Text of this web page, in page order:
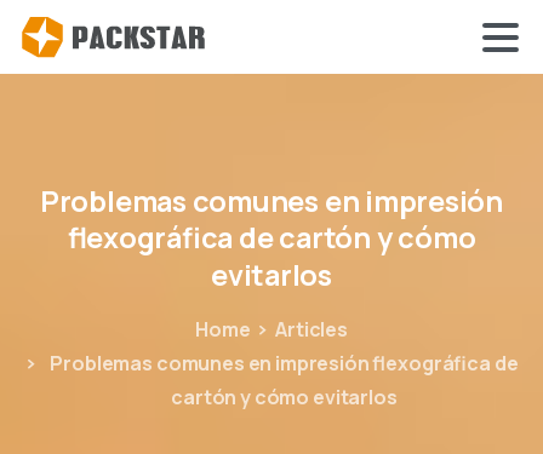
Problemas comunes en impresión
flexográfica decartónycómo
evitarlos
Home
Articles
Problemas comunes en impresión flexográfica de
cartón y cómo evitarlos